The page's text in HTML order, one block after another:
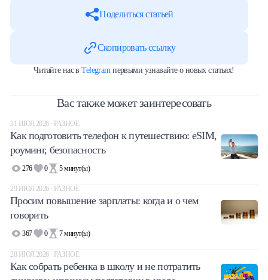
Поделиться статьей
Скопировать ссылку
Читайте нас вTelegram первыми узнавайте о новых статьях!
Вас также может заинтересовать
31 ИЮЛ 2026 · РАЗНОЕ
Как подготовить телефон к путешествию: eSIM,
роуминг, безопасность
276 0 5минут(ы)
29 ИЮЛ 2026 · РАЗНОЕ
Просим повышение зарплаты: когда и о чем
говорить
367 0 7минут(ы)
28 ИЮЛ 2026 · РАЗНОЕ
Как собрать ребенка в школу и не потратить